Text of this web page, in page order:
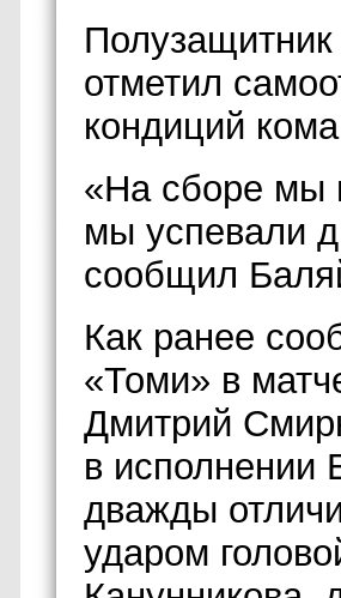
отметил
кондиций
«На сборе мы
мы успевали
сообщил
Как ранее
«Томи» в
Дмитрий
в исполнении
дважды
ударом